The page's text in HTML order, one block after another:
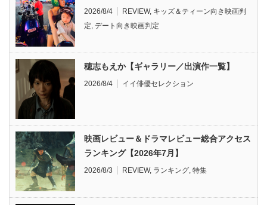
2026/8/4 REVIEW, キッズ＆ティーン向き映画判
定 デート向き映画判定
穂志もえか【ギャラリー／出演作一覧】
2026/8/4 イイ俳優セレクション
映画レビュー＆ドラマレビュー総合アクセス
ランキング【2026年7月】
2026/8/3 REVIEW, ランキング 特集